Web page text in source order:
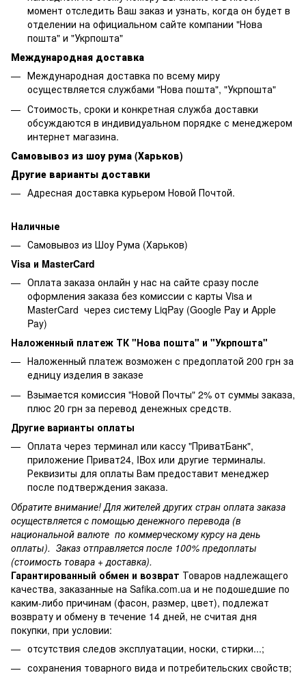
момент отследить Ваш заказ и узнать, когда он будет в
отделении на официальном сайте компании "Нова
пошта" и "Укрпошта"
Международная доставка
Международная доставка по всему миру
осуществляется службами "Нова пошта", "Укрпошта"
Стоимость, сроки и конкретная служба доставки
обсуждаются в индивидуальном порядке с менеджером
интернет магазина.
Самовывоз из шоу рума (Харьков)
Другие варианты доставки
Адресная доставка курьером Новой Почтой.
Наличные
Самовывоз из Шоу Рума (Харьков)
Visa и MasterCard
Оплата заказа онлайн у нас на сайте сразу после
оформления заказа без комиссии с карты Visa и
MasterCard через систему LiqPay (Google Pay и Apple
Pay)
Наложенный платеж ТК "Нова пошта" и "Укрпошта"
Наложенный платеж возможен с предоплатой 200 грн за
едницу изделия в заказе
Взымается комиссия "Новой Почты" 2% от суммы заказа,
плюс 20 грн за перевод денежных средств.
Другие варианты оплаты
Оплата через терминал или кассу "ПриватБанк",
приложение Приват24, IBox или другие терминалы.
Реквизиты для оплаты Вам предоставит менеджер
после подтверждения заказа.
Обратите внимание! Для жителей других стран оплата заказа
осуществляется с помощью денежного перевода (в
национальной валюте по коммерческому курсу на день
оплаты). Заказ отправляется после 100% предоплаты
(стоимость товара + доставка).
Гарантированный обмен и возврат Товаров надлежащего
качества, заказанные на Safika.com.ua и не подошедшие по
каким-либо причинам (фасон, размер, цвет), подлежат
возврату и обмену в течение 14 дней, не считая дня
покупки, при условии:
отсутствия следов эксплуатации, носки, стирки...;
сохранения товарного вида и потребительских свойств;